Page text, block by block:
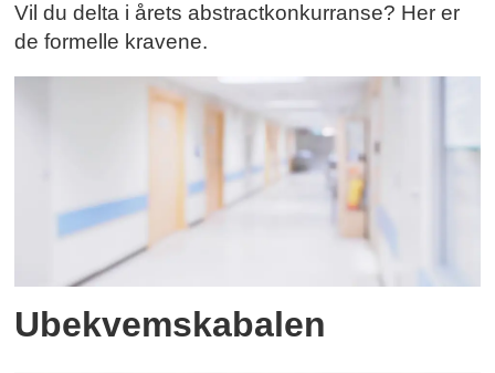
Vil du delta i årets abstractkonkurranse? Her er
de formelle kravene.
Ubekvemskabalen